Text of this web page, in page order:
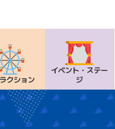
クション
イベント・ ステー
ジ